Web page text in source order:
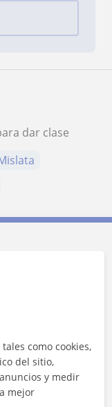
dar clase
como cookies,
del sitio,
y medir
mejor